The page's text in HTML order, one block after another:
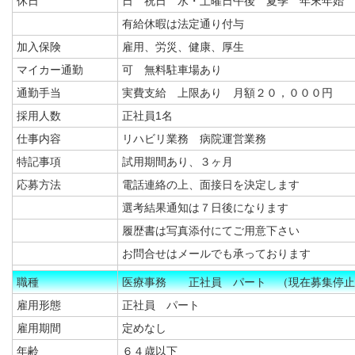
有給休暇は法定通り付与
加入保険
雇用、労災、健康、厚生
マイカー通勤
可 無料駐車場あり
通勤手当
実費支給 上限あり 月額２０，０００円
採用人数
正社員1名
仕事内容
リハビリ業務 病院運営業務
特記事項
試用期間あり、３ヶ月
応募方法
電話連絡の上、面接日を決定します
選考結果通知は７日後になります
履歴書は写真添付にてご用意下さい
お問合せはメールでも承っております
職種
医療事務 正社員 パート （現在募集停止
雇用形態
正社員 パート
雇用期間
定めなし
年齢
６４歳以下